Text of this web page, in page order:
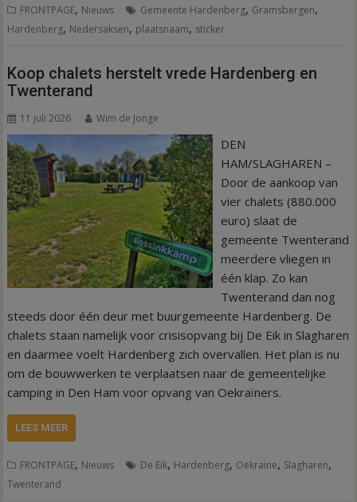
FRONTPAGE, Nieuws Gemeente Hardenberg, Gramsbergen,
Hardenberg, Nedersaksen, plaatsnaam, sticker
Koop chalets herstelt vrede Hardenberg en
Twenterand
11 juli 2026 Wim de Jonge
DEN
HAM/SLAGHAREN –
Door de aankoop van
vier chalets (880.000
euro) slaat de
gemeente Twenterand
meerdere vliegen in
één klap. Zo kan
Twenterand dan nog
steeds door één deur met buurgemeente Hardenberg. De
chalets staan namelijk voor crisisopvang bij De Eik in Slagharen
en daarmee voelt Hardenberg zich overvallen. Het plan is nu
om de bouwwerken te verplaatsen naar de gemeentelijke
camping in Den Ham voor opvang van Oekraïners.
LEES MEER
FRONTPAGE, Nieuws De Eik, Hardenberg, Oekraïne, Slagharen,
Twenterand